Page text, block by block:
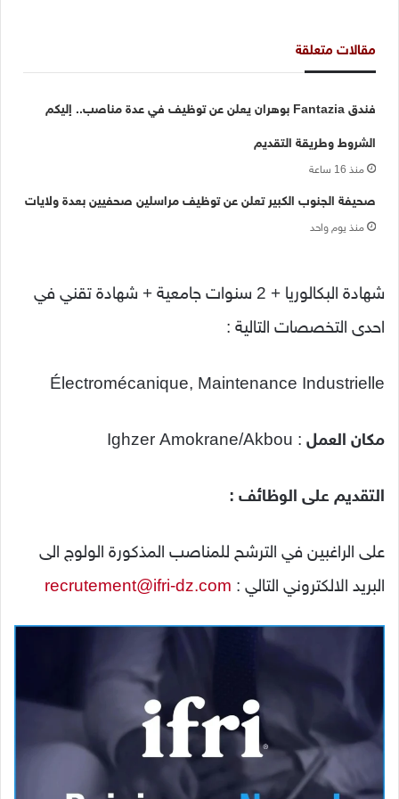
مقالات متعلقة
فندق Fantazia بوهران يعلن عن توظيف في عدة مناصب.. إليكم
الشروط وطريقة التقديم
منذ 16 ساعة
صحيفة الجنوب الكبير تعلن عن توظيف مراسلين صحفيين بعدة ولايات
منذ يوم واحد
شهادة البكالوريا + 2 سنوات جامعية + شهادة تقني في
احدى التخصصات التالية :
Électromécanique, Maintenance Industrielle
مكان العمل :
Ighzer Amokrane/Akbou
التقديم على الوظائف :
على الراغبين في الترشح للمناصب المذكورة الولوج الى
البريد الالكتروني التالي : recrutement@ifri-dz.com